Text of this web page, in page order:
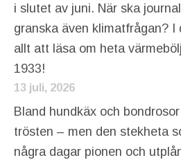
i slutet av juni. När ska
granska även klimatfrågan?
allt att läsa om heta
1933!
13 juli, 2026
Bland hundkäx och
trösten – men den stekheta
några dagar pionen och